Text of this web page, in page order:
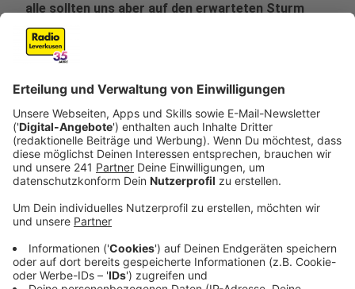
alle sollten uns aber auf den erwarteten Sturm
vorbereiten – empfiehlt die Feuerwehr.
Veröffentlicht:Mittwoch, 16.02.2022 14:36
Anzeige
Gartenbesitzer sollten, wenn möglich jetzt noch
sturmanfällige Pavillon-Zelte, Trampoline und Folien
reinholen.Außerdem solle man sich bei Sturm von
Baugerüsten fernhalten, so die Feuerwehr.
Ab Windgeschwindigkeiten von 80 Stundenkilometern